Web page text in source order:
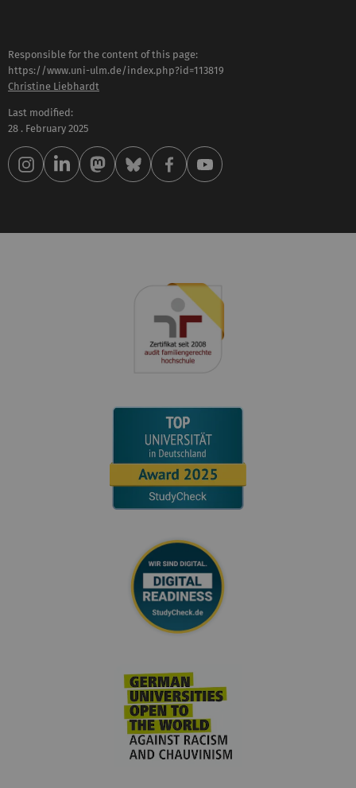
Responsible for the content of this page:
https://www.uni-ulm.de/index.php?id=113819
Christine Liebhardt
Last modified:
28 . February 2025